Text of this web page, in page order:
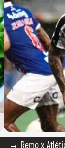
→ Remo x